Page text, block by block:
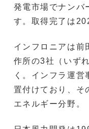
発電市場でナンバ
す。取得完了は
インフロニアは前
作所の3社（いず
く。インフラ運営
置付けており、そ
エネルギー分野。